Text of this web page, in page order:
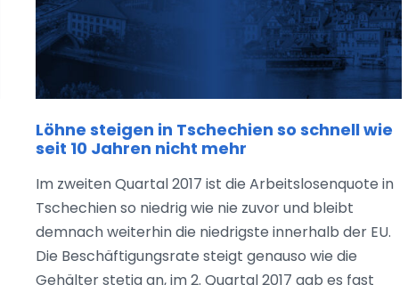
Löhne steigen in Tschechien so schnell wie
seit 10 Jahren nicht mehr
Im zweiten Quartal 2017 ist die Arbeitslosenquote in
Tschechien so niedrig wie nie zuvor und bleibt
demnach weiterhin die niedrigste innerhalb der EU.
Die Beschäftigungsrate steigt genauso wie die
Gehälter stetig an, im 2. Quartal 2017 gab es fast